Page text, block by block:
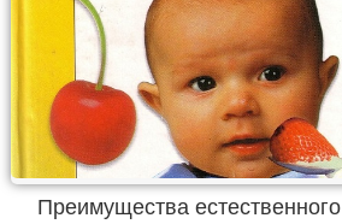
Преимущества